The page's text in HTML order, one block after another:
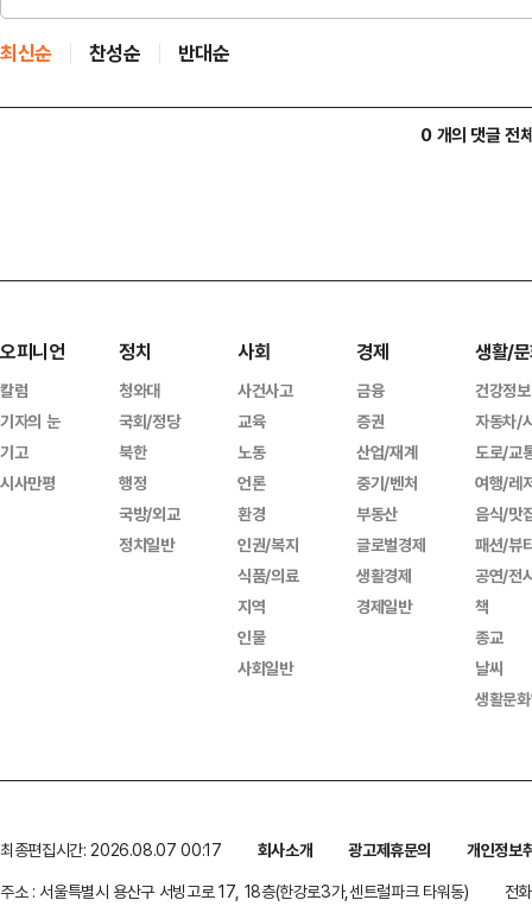
최신순 찬성순 반대순
0 개의 댓글 전
오피니언
칼럼
기자의 눈
기고
시사만평
정치
청와대
국회/정당
북한
행정
국방/외교
정치일반
사회
사건사고
교육
노동
언론
환경
인권/복지
식품/의료
지역
인물
사회일반
경제
금융
증권
산업/재계
중기/벤처
부동산
글로벌경제
생활경제
경제일반
생활/
건강정보
자동차/
도로/교
여행/레
음식/맛
패션/뷰
공연/전
책
종교
날씨
생활문
최종편집시간: 2026.08.07 00:17 회사소개 광고제휴문의
개인정보
주소 : 서울특별시 용산구 서빙고로 17, 18층(한강로3가,센트럴파크 타워동)
전